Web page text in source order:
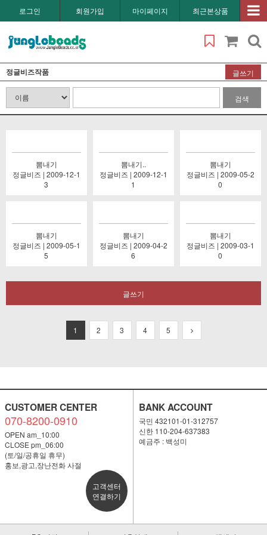
로그인 회원가입 마이페이지 최근본상품
정글비즈작품 글쓰기
검색
뽐내기
정글비즈 | 2009-12-1
3
뽐내기..
정글비즈 | 2009-12-1
1
뽐내기
정글비즈 | 2009-05-2
0
뽐내기
정글비즈 | 2009-05-1
5
뽐내기
정글비즈 | 2009-04-2
6
뽐내기
정글비즈 | 2009-03-1
0
글쓰기
1 2 3 4 5
CUSTOMER CENTER
070-8200-0910
OPEN am_10:00
CLOSE pm_06:00
(토/일/공휴일 휴무)
홍보,광고,장난전화 사절
고객센터
연결하기
BANK ACCOUNT
국민 432101-01-312757
신한 110-204-637383
예금주 : 백성미